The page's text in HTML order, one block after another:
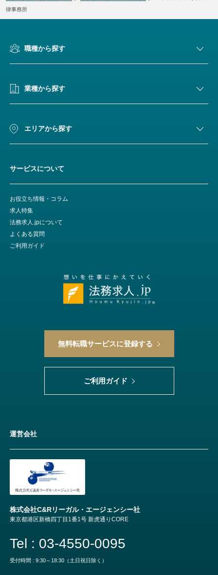
律事務所
無料転職サービスに登録する
ご利用ガイド
運営会社
株式会社C&Rリーガル・エージェンシー社
東京都港区新橋四丁目1番1号 新虎通りCORE
Tel : 03-4550-0095
受付時間 : 9:30～18:30（土日祝日除く）
職種から探す
業種から探す
エリアから探す
サービスについて
お役立ち情報・コラム
求人特集
法務求人.jpについて
よくある質問
ご利用ガイド